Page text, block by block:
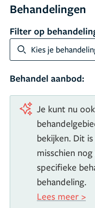
Behandelingen
Filter op
Kies je
Behandel aanbod:
Je kunt nu
bekijken. Dit
misschien
specifieke
behandeling.
Lees meer >